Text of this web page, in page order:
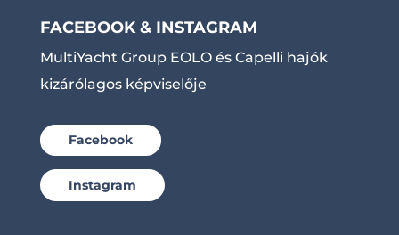
FACEBOOK & INSTAGRAM
MultiYacht Group EOLO és Capelli hajók
kizárólagos képviselője
Facebook
Instagram